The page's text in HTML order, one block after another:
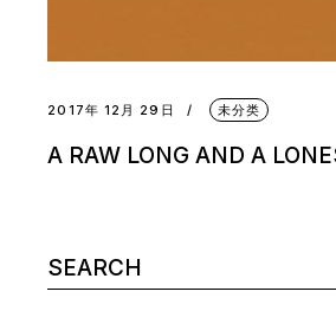
2017年 12月 29日 未分类
A RAW LONG AND A